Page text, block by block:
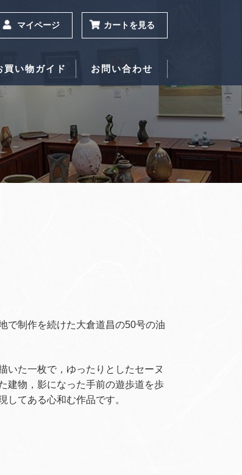
マイページ カートを見る
買い物ガイド お問い合わせ
で制作を続けた大倉道昌の50号の油
いた一枚で，ゆったりとしたセーヌ
建物，影になった手前の遊歩道を歩
してある心和む作品です。